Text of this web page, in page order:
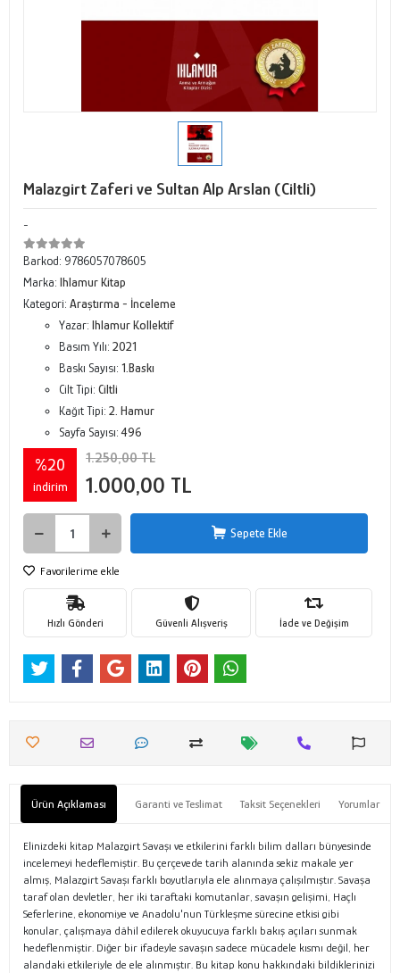
Malazgirt Zaferi ve Sultan Alp Arslan (Ciltli)
-
Barkod: 9786057078605
Marka: Ihlamur Kitap
Kategori: Araştırma - İnceleme
Yazar: Ihlamur Kollektif
Basım Yılı: 2021
Baskı Sayısı: 1.Baskı
Cilt Tipi: Ciltli
Kağıt Tipi: 2. Hamur
Sayfa Sayısı:496
%20
indirim
1.250,00 TL
1.000,00 TL
Sepete Ekle
Favorilerime ekle
Hızlı Gönderi Güvenli Alışveriş İade ve Değişim
Ürün Açıklaması Garanti ve Teslimat Taksit Seçenekleri Yorumlar
Elinizdeki kitap Malazgirt Savaşı ve etkilerini farklı bilim dalları bünyesinde
incelemeyi hedeflemiştir. Bu çerçevede tarih alanında sekiz makale yer
almış, Malazgirt Savaşı farklı boyutlarıyla ele alınmaya çalışılmıştır. Savaşa
taraf olan devletler, her iki taraftaki komutanlar, savaşın gelişimi, Haçlı
Seferlerine, ekonomiye ve Anadolu'nun Türkleşme sürecine etkisi gibi
konular, çalışmaya dâhil edilerek okuyucuya farklı bakış açıları sunmak
hedeflenmiştir. Diğer bir ifadeyle savaşın sadece mücadele kısmı değil, her
alandaki etkileriyle de ele alınmıştır. Bu kitap konu hakkındaki bildiklerinizi